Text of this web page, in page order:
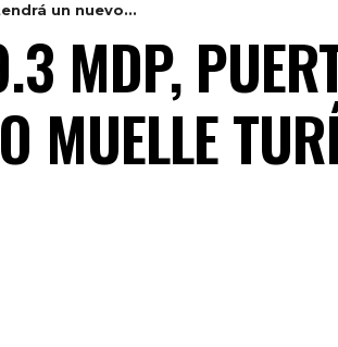
un nuevo...
MDP,
MUELLE